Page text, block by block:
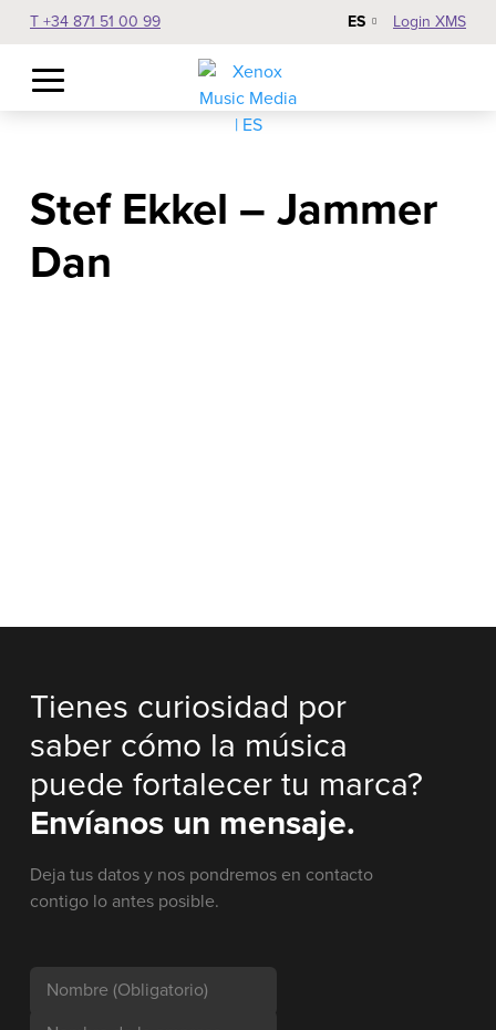
T +34 871 51 00 99 ES Login XMS
Stef Ekkel – Jammer
Dan
Tienes curiosidad por
saber cómo la música
puede fortalecer tu marca?
Envíanos un mensaje.
Deja tus datos y nos pondremos en contacto
contigo lo antes posible.
Nombre (Obligatorio)